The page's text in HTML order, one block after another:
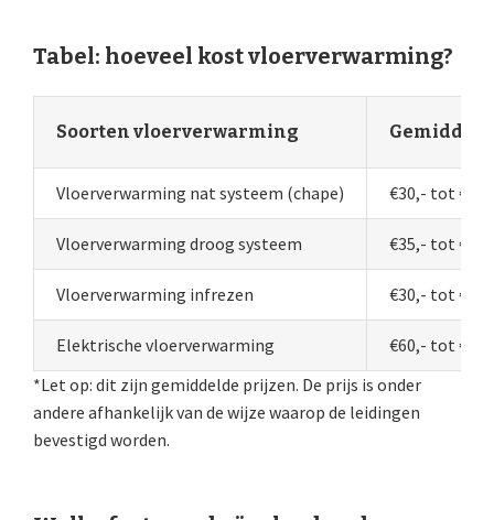
Tabel: hoeveel kost vloerverwarming?
Soorten vloerverwarming
Vloerverwarming nat systeem (chape) €30,- tot
Vloerverwarming droog systeem €35,- tot
Vloerverwarming infrezen €30,- tot
Elektrische vloerverwarming
€60,- tot
*Let op: dit zijn gemiddelde prijzen. De prijs is onder
andere afhankelijk van de wijze waarop de leidingen
bevestigd worden.